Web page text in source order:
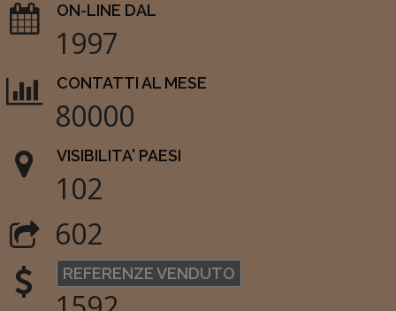
ON-LINE DAL
1997
CONTATTI AL MESE
80000
VISIBILITA' PAESI
102
602
REFERENZE VENDUTO